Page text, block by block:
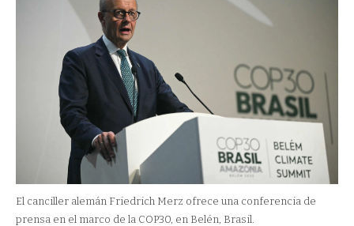
El canciller alemán Friedrich Merz ofrece una conferencia de
prensa en el marco de la COP30, en Belén, Brasil.